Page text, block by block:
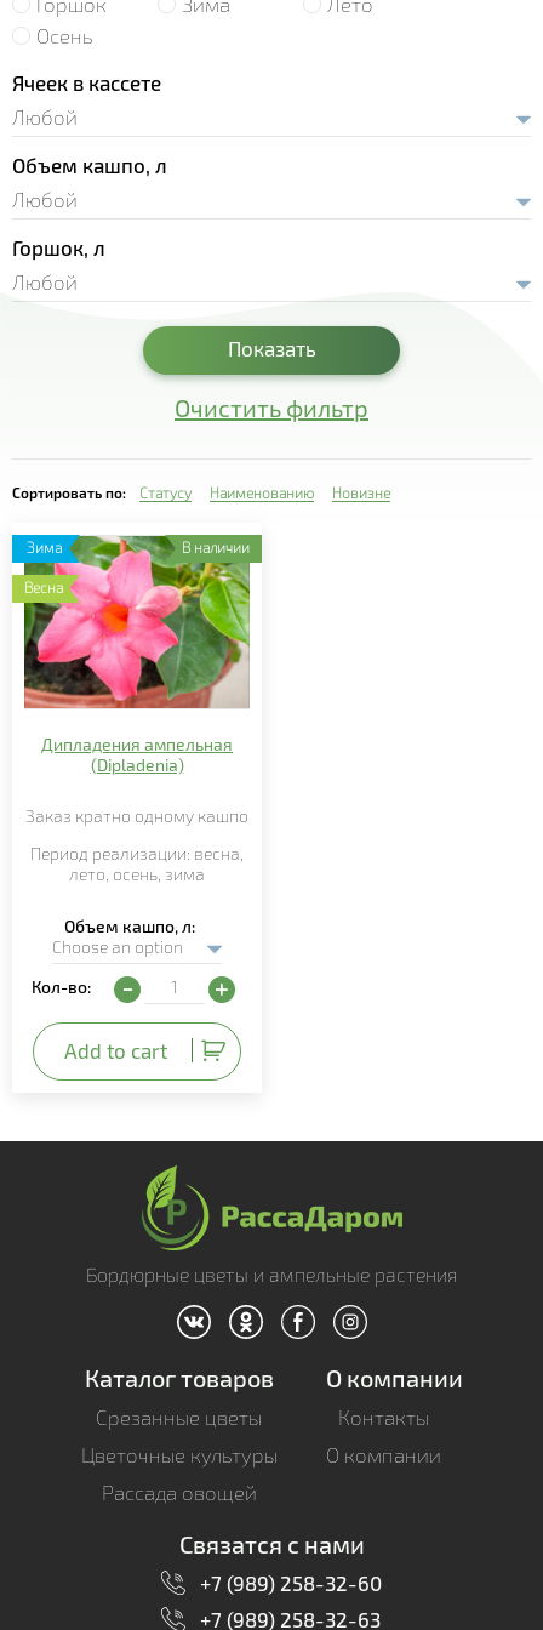
- Сансевиерия
- Седум
- Традесканция
- Фуксия
- Хавортия
- Целлозия
- Цинерария
- Земляника Корона
- Земляника Портола
- Земляника Элиани
- Рассада лука
- Рассада салата
- Пряновкусовые травы
- Рассада огурца
- Рассада перца
- Рассада томата
Осень
Ячеек в кассете
Объем кашпо, л
Горшок, л
Показать
Очистить фильтр
Сортировать по: Статусу Наименованию Новизне
В наличии
Зима
Весна
Дипладения ампельная
(Dipladenia)
Заказ кратно одному кашпо
Период реализации: весна,
лето осень, зима
Объем кашпо, л
Кол-во: Дипладения ампельная (Dipladenia) quantity
Add to cart
Бордюрные цветы и ампельные растения
Каталог товаров
Срезанные цветы
Цветочные культуры
Рассада овощей
О компании
Контакты
О компании
Связатся с нами
+7 (989) 258-32-60
+7 (989) 258-32-63